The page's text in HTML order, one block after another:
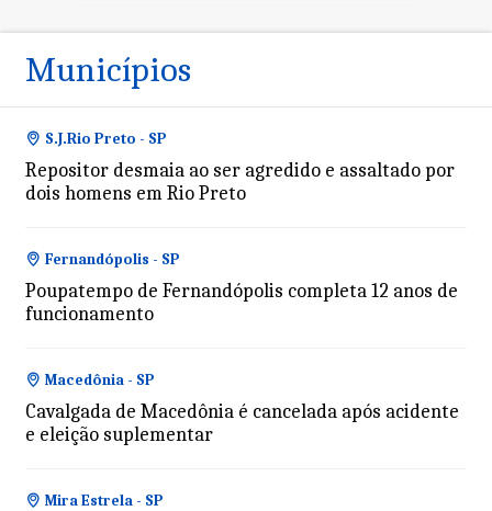
Municípios
S.J.Rio Preto - SP
Repositor desmaia ao ser agredido e assaltado por
dois homens em Rio Preto
Fernandópolis - SP
Poupatempo de Fernandópolis completa 12 anos de
funcionamento
Macedônia - SP
Cavalgada de Macedônia é cancelada após acidente
e eleição suplementar
Mira Estrela - SP